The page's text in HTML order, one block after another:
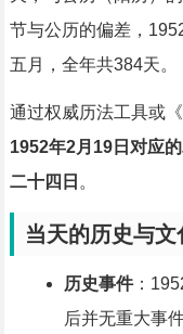
节与公历的偏差，
五月，全年共384天。
通过权威历法工具或
1952年2月19日对应
二十四日 。
当天的历史与文
历史事件：
后并无重大事